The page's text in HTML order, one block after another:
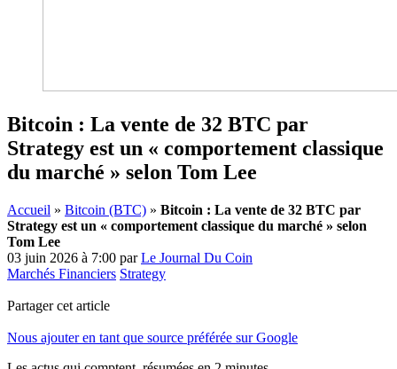
Bitcoin : La vente de 32 BTC par
Strategy est un « comportement classique
du marché » selon Tom Lee
Accueil » Bitcoin (BTC) » Bitcoin : La vente de 32 BTC par
Strategy est un « comportement classique du marché » selon
Tom Lee
03 juin 2026 à 7:00 parLe Journal Du Coin
Marchés Financiers Strategy
Partager cet article
Nous ajouter en tant que source préférée sur Google